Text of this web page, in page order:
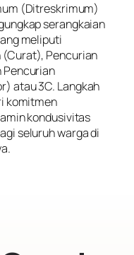
(Ditreskrimum)
serangkaian
meliputi
(Curat), Pencurian
Pencurian
atau 3C. Langkah
komitmen
kondusivitas
seluruh warga di